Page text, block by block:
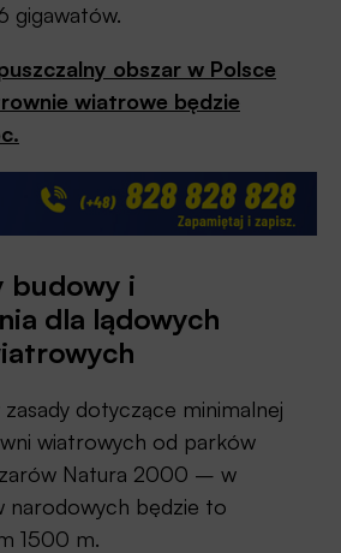
gigawatów.
obszar w Polsce
wiatrowe będzie
budowy i
dla lądowych
dotyczące minimalnej
wiatrowych od parków
Natura 2000 – w
narodowych będzie to
1500 m.